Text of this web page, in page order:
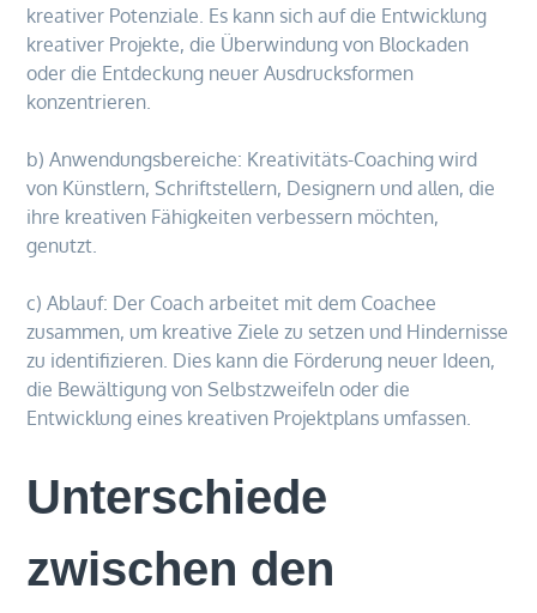
kreativer Potenziale. Es kann sich auf die Entwicklung
kreativer Projekte, die Überwindung von Blockaden
oder die Entdeckung neuer Ausdrucksformen
konzentrieren.
b) Anwendungsbereiche: Kreativitäts-Coaching wird
von Künstlern, Schriftstellern, Designern und allen, die
ihre kreativen Fähigkeiten verbessern möchten,
genutzt.
c) Ablauf: Der Coach arbeitet mit dem Coachee
zusammen, um kreative Ziele zu setzen und Hindernisse
zu identifizieren. Dies kann die Förderung neuer Ideen,
die Bewältigung von Selbstzweifeln oder die
Entwicklung eines kreativen Projektplans umfassen.
Unterschiede
zwischen den